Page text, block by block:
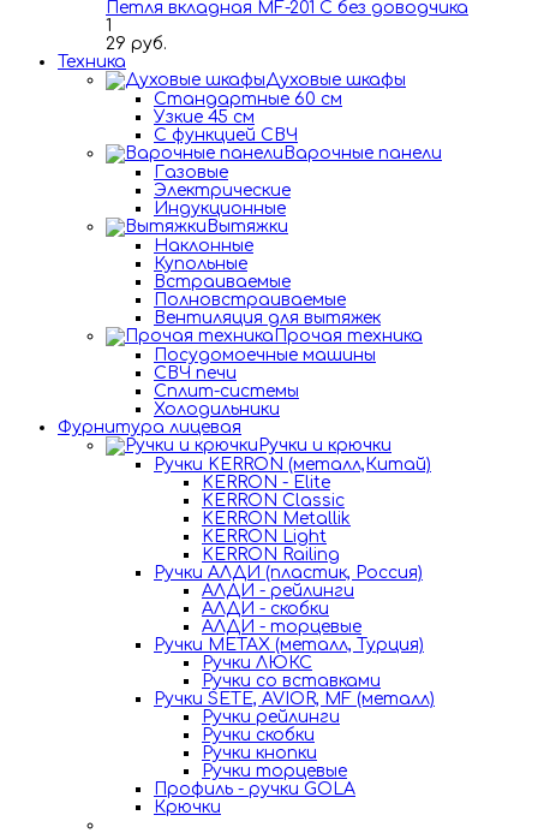
Петля вкладная MF-201 C без доводчика
1
29 руб.
Техника
Духовые шкафы
Стандартные 60 см
Узкие 45 см
С функцией СВЧ
Варочные панели
Газовые
Электрические
Индукционные
Вытяжки
Наклонные
Купольные
Встраиваемые
Полновстраиваемые
Вентиляция для вытяжек
Прочая техника
Посудомоечные машины
СВЧ печи
Сплит-системы
Холодильники
Фурнитура лицевая
Ручки и крючки
Ручки KERRON (металл,Китай)
KERRON - Elite
KERRON Classic
KERRON Metallik
KERRON Light
KERRON Railing
Ручки АЛДИ (пластик, Россия)
АЛДИ - рейлинги
АЛДИ - скобки
АЛДИ - торцевые
Ручки METAX (металл, Турция)
Ручки ЛЮКС
Ручки со вставками
Ручки SETE, AVIOR, MF (металл)
Ручки рейлинги
Ручки скобки
Ручки кнопки
Ручки торцевые
Профиль - ручки GOLA
Крючки